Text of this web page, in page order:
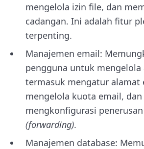
mengelola izin file, dan
cadangan. Ini adalah fitur
terpenting.
Manajemen email:
pengguna untuk mengelola
termasuk mengatur alamat
mengelola kuota email, dan
mengkonfigurasi
(forwarding).
Manajemen database: